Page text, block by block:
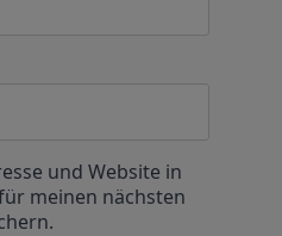
und Website in
meinen nächsten